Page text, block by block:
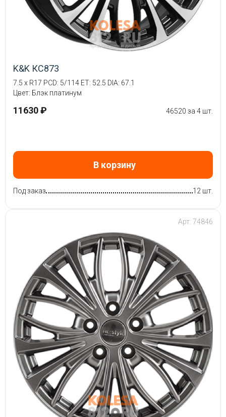
K&K КС873
7.5 x R17 PCD: 5/114 ET: 52.5 DIA: 67.1
Цвет: Блэк платинум
11630 ₽ 46520 за 4 шт.
В корзину
Под заказ 12 шт.
Арт: 74846